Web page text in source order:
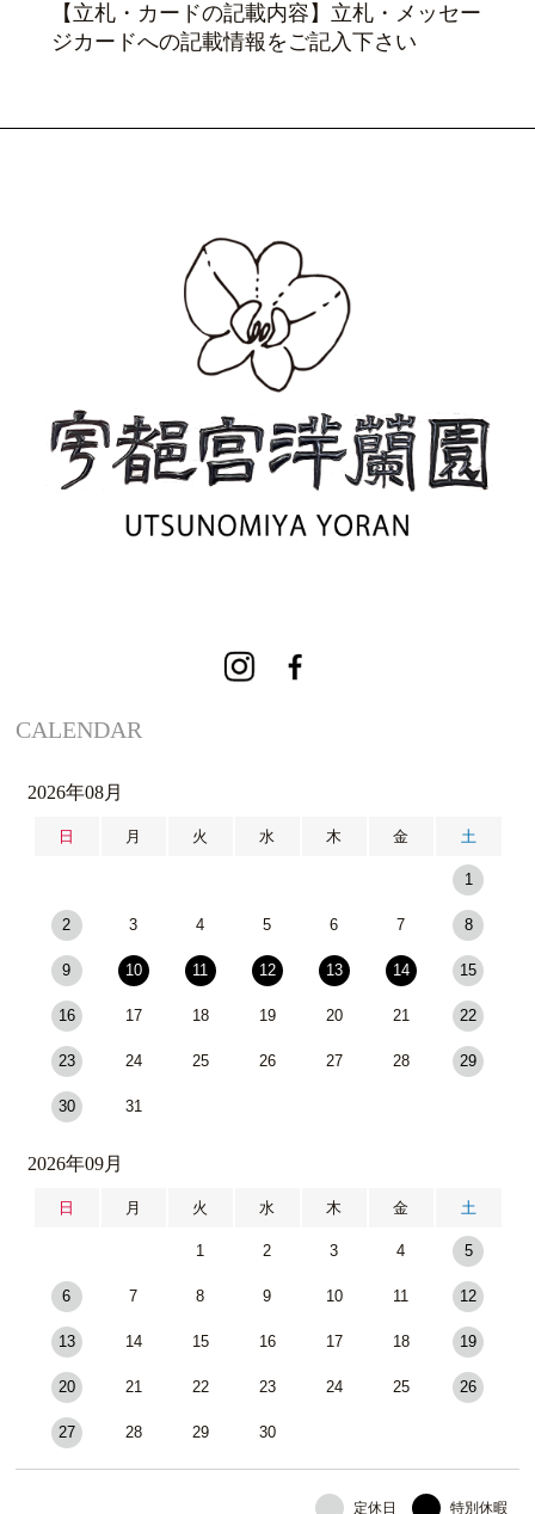
【立札・カードの記載内容】立札・メッセー
ジカードへの記載情報をご記入下さい
CALENDAR
2026年08月
日 月 火 水 木 金 土
1
2 3 4 5 6 7 8
9 10 11 12 13 14 15
16 17 18 19 20 21 22
23 24 25 26 27 28 29
30 31
2026年09月
日 月 火 水 木 金 土
1 2 3 4 5
6 7 8 9 10 11 12
13 14 15 16 17 18 19
20 21 22 23 24 25 26
27 28 29 30
定休日 特別休暇